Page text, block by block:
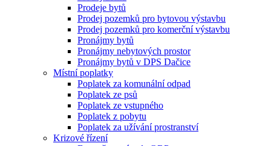
Prodeje bytů
Prodej pozemků pro bytovou výstavbu
Prodej pozemků pro komerční výstavbu
Pronájmy bytů
Pronájmy nebytových prostor
Pronájmy bytů v DPS Dačice
Místní poplatky
Poplatek za komunální odpad
Poplatek ze psů
Poplatek ze vstupného
Poplatek z pobytu
Poplatek za užívání prostranství
Krizové řízení